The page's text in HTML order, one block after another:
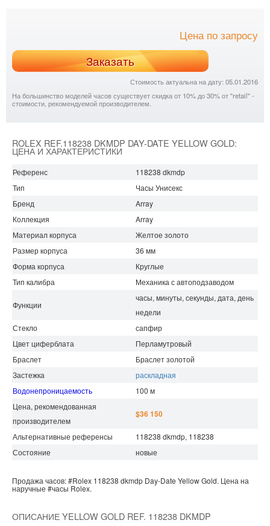
Цена по запросу
Заказать
Стоимость актуальна на дату: 05.01.2016
На большинство моделей часов существует скидка от 10% до 30% от "retail" -
стоимости, рекомендуемой производителем.
ROLEX REF.118238 DKMDP DAY-DATE YELLOW GOLD:
ЦЕНА И ХАРАКТЕРИСТИКИ
Референс
118238 dkmdp
Тип
Часы Унисекс
Бренд
Array
Коллекция
Array
Материал корпуса
Желтое золото
Размер корпуса
36 мм
Форма корпуса
Круглые
Тип калибра
Механика с автоподзаводом
Функции
часы, минуты, секунды, дата, день
недели
Стекло
сапфир
Цвет циферблата
Перламутровый
Браслет
Браслет золотой
Застежка
раскладная
Водонепроницаемость
100 м
Цена, рекомендованная
производителем
$36 150
Альтернативные референсы
118238 dkmdp, 118238
Состояние
новые
Продажа часов:#Rolex 118238 dkmdp Day-Date Yellow Gold. Цена на
наручные #часы Rolex.
ОПИСАНИЕ YELLOW GOLD REF. 118238 DKMDP